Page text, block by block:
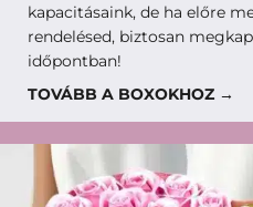
kapacitásaink, de ha előre
rendelésed, biztosan
időpontban!
TOVÁBB A BOXOKHOZ →